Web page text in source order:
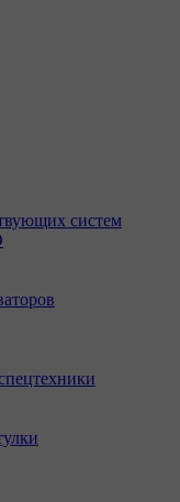
систем